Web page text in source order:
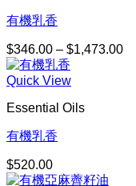
有機乳香
$346.00 – $1,473.00價
Quick View
Essential Oils
有機乳香
$520.00